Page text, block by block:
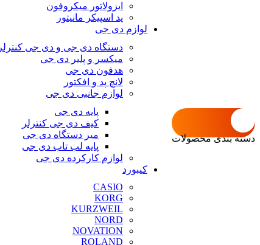
دسته بندی محصولات
ایزولاتور میکروفون
پد اسپیکر مانیتور
لوازم دی جی
دستگاه دی جی و دی جی کنترلر
میکسر و پلیر دی جی
هدفون دی جی
لانچ پد و افکتور
لوازم جانبی دی جی
پایه دی جی
کیف دی جی کنترلر
میز دستگاه دی جی
پایه لب تاب دی جی
لوازم کارکرده دی جی
کیبورد
CASIO
KORG
KURZWEIL
NORD
NOVATION
ROLAND